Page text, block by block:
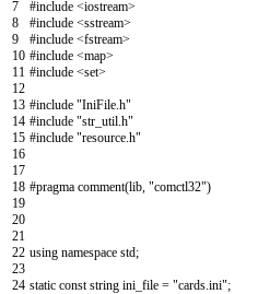
7
8
9
10
11
12
13
14
15
16
17
18
19
20
21
22
23
24
#include <iostream>
#include <sstream>
#include <fstream>
#include <map>
#include <set>
#include "IniFile.h"
#include "str_util.h"
#include "resource.h"
#pragma comment(lib, "comctl32")
using namespace std;
static const string ini_file = "cards.ini";